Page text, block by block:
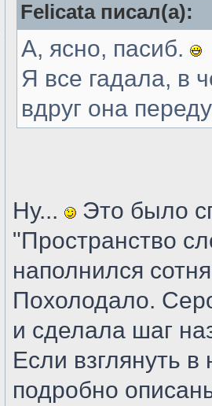
Felicata писал(а):
А, ясно, пасиб.
Я все гадала, в
вдруг она
Ну...
Это было
"Пространство
наполнился
Похолодало.
и сделала шаг
Если взглянуть
подробно